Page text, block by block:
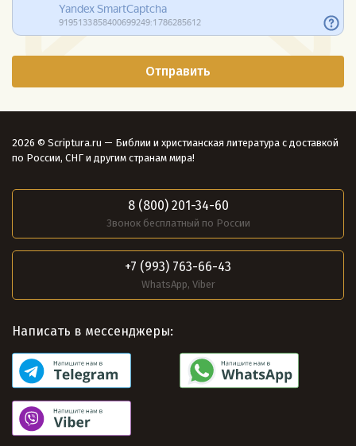
2026 © Scriptura.ru — Библии и христианская литература с доставкой
по России, СНГ и другим странам мира!
8 (800) 201-34-60
Звонок бесплатный по России
+7 (993) 763-66-43
WhatsApp, Viber
Написать в мессенджеры: